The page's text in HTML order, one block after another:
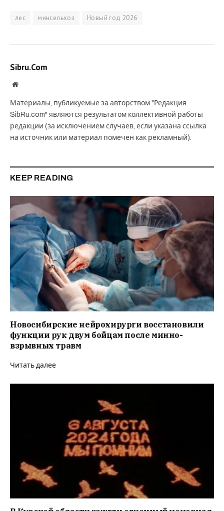
лес минсельхоз Новый год 2026
Sibru.Com
Website
Материалы, публикуемые за авторством "Редакция
SibRu.com" являются результатом коллективной работы
редакции (за исключением случаев, если указана ссылка
на источник или материал помечен как рекламный).
KEEP READING
Новосибирские нейрохирурги восстановили
функции рук двум бойцам после минно-
взрывных травм
Читать далее